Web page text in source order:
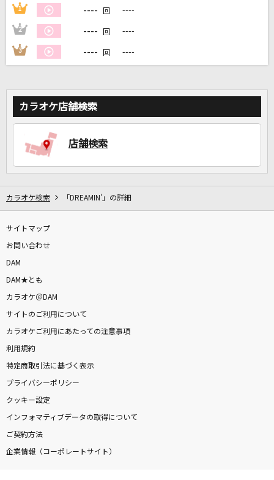
家族や友達と一緒に！練習にも！
1 ---- 回 ----
2 ---- 回 ----
3 ---- 回 ----
カラオケ店舗検索
店舗検索
カラオケ検索 「DREAMIN'」の詳細
サイトマップ
お問い合わせ
DAM
DAM★とも
カラオケ＠DAM
サイトのご利用について
カラオケご利用にあたっての注意事項
利用規約
特定商取引法に基づく表示
プライバシーポリシー
クッキー設定
インフォマティブデータの取得について
ご契約方法
企業情報（コーポレートサイト）